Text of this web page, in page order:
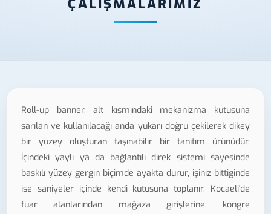
ÇALIŞMALARIMIZ
Roll-up banner, alt kısmındaki mekanizma kutusuna
sarılan ve kullanılacağı anda yukarı doğru çekilerek dikey
bir yüzey oluşturan taşınabilir bir tanıtım ürünüdür.
İçindeki yaylı ya da bağlantılı direk sistemi sayesinde
baskılı yüzey gergin biçimde ayakta durur, işiniz bittiğinde
ise saniyeler içinde kendi kutusuna toplanır. Kocaeli'de
fuar alanlarından mağaza girişlerine, kongre